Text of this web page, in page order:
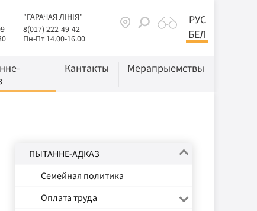
"ГАРАЧАЯ ЛІНІЯ"
8(017) 222-49-42
Пн-Пт 14.00-16.00
РУС
БЕЛ
Кантакты Мерапрыемствы
ПЫТАННЕ-АДКАЗ
Семейная политика
Оплата труда